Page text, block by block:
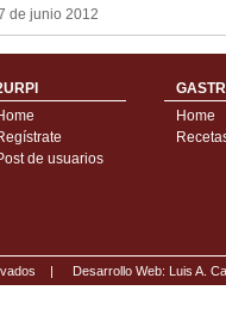
de junio 2012
de usuarios
Home
| Desarrollo Web: Luis